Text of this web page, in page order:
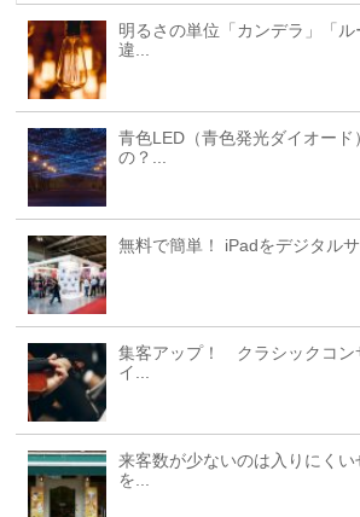
明るさの単位「カンデラ」「
違...
青色LED（青色発光ダイオード
の？...
無料で簡単！ iPadをデジタル
集客アップ！ クラシックコン
イ...
来客数が少ないのは入りにく
を...